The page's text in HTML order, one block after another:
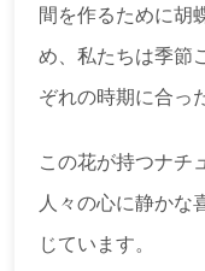
間を作るために胡
め、私たちは季節
ぞれの時期に合っ
この花が持つナチ
人々の心に静かな
じています。